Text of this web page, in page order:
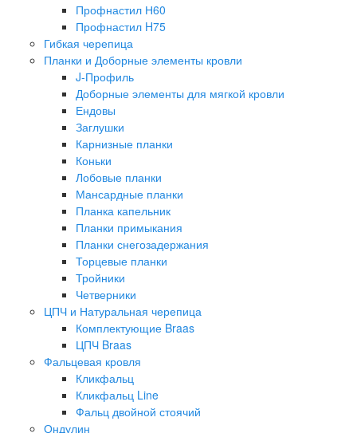
Профнастил Н60
Профнастил H75
Гибкая черепица
Планки и Доборные элементы кровли
J-Профиль
Доборные элементы для мягкой кровли
Ендовы
Заглушки
Карнизные планки
Коньки
Лобовые планки
Мансардные планки
Планка капельник
Планки примыкания
Планки снегозадержания
Торцевые планки
Тройники
Четверники
ЦПЧ и Натуральная черепица
Комплектующие Braas
ЦПЧ Braas
Фальцевая кровля
Кликфальц
Кликфальц Line
Фальц двойной стоячий
Ондулин